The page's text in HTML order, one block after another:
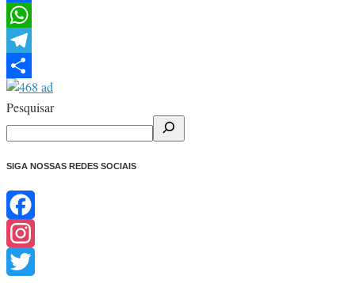
Facebook
WhatsApp
Telegram
Share
Pesquisar
SIGA NOSSAS REDES SOCIAIS
Facebook
Instagram